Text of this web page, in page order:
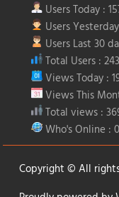
Users Today :
Users
Users Last 30
Total Users :
Views Today :
Views This
Total views :
Who's Online : 0
Copyright © All